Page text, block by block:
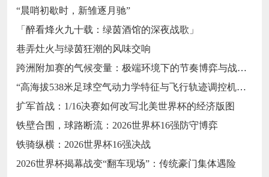
“晨哨初歇时，新雏逐月驰”
「醉看烽火九十载：绿茵酒馆的深夜战歌」
巷弄灶火与绿茵狂潮的风味交响
跨洲附加赛的气候变量：极端环境下的节奏博弈与战术自适应
“高海拔538米足球空气动力学特征与飞行轨迹调控机制——以2026世界杯BBVA球场为实证场景”
扩军首战：1/16决赛如何改写北美世界杯的经济版图
铁壁合围，球路断流：2026世界杯16强防守博弈
铁骑纵横：2026世界杯16强决战
2026世界杯揭幕战变“翻车现场”：传统豪门集体遇险